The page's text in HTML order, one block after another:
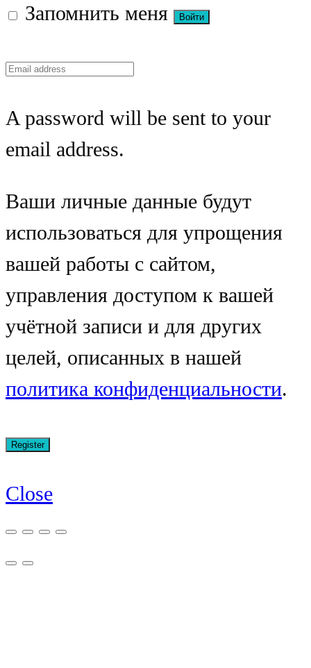
Запомнить меня
A password will be sent to your
email address.
Ваши личные данные будут
использоваться для упрощения
вашей работы с сайтом,
управления доступом к вашей
учётной записи и для других
целей, описанных в нашей
политика конфиденциальности.
Close